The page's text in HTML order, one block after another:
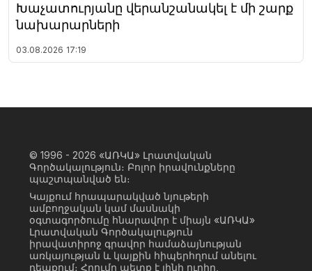
Խաչատուրյանը վերանշանակել է մի շարք
նախարարների
03.08.2026 17:19
© 1996 - 2026 «ԱՌԿԱ» Լրատվական
Գործակալություն։ Բոլոր իրավունքները
պաշտպանված են։
Կայքում հրապարակված նյութերի
ամբողջական կամ մասնակի
օգտագործումը հնարավոր է միայն «ԱՌԿԱ»
Լրատվական Գործակալություն
իրավատիրոջ գրավոր համաձայնության
առկայության և կայքին հիպերհղում անելու
դեպքում։ Հղումը պետք է լինի ուղիղ,